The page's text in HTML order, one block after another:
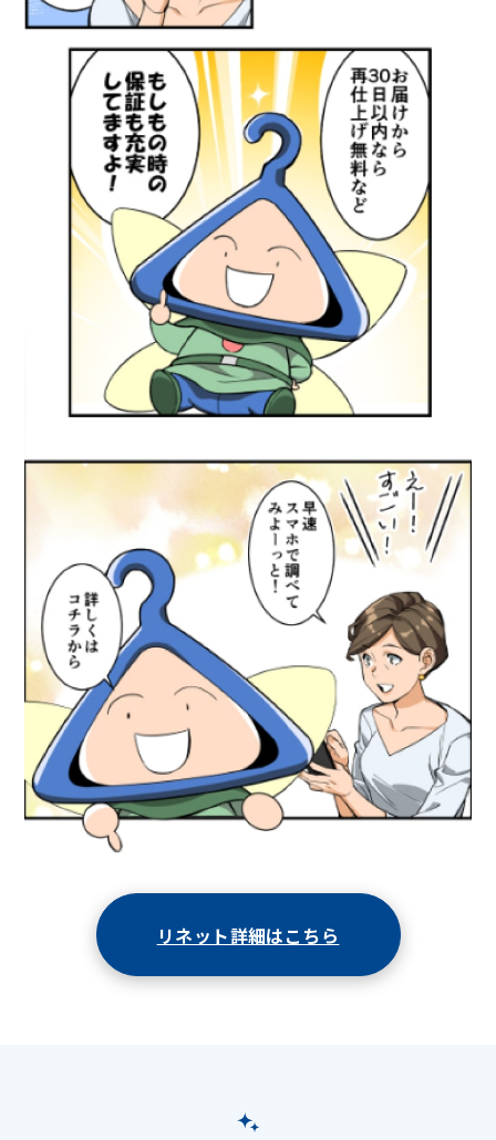
リネット詳細はこちら